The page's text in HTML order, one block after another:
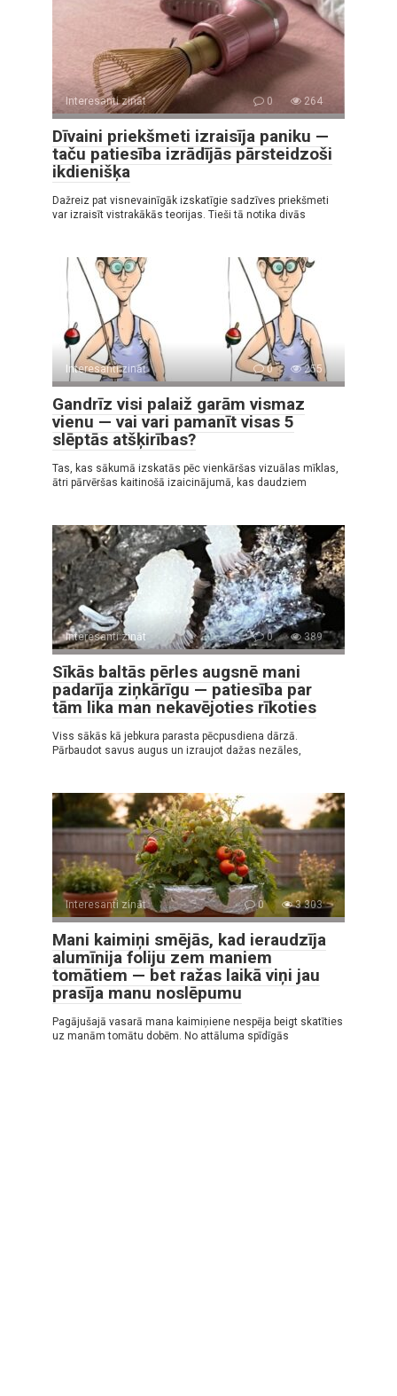
Interesanti zināt 0 264
Dīvaini priekšmeti izraisīja paniku —
taču patiesība izrādījās pārsteidzoši
ikdienišķa
Dažreiz pat visnevainīgāk izskatīgie sadzīves priekšmeti
var izraisīt vistrakākās teorijas. Tieši tā notika divās
Interesanti zināt 0 255
Gandrīz visi palaiž garām vismaz
vienu — vai vari pamanīt visas 5
slēptās atšķirības?
Tas, kas sākumā izskatās pēc vienkāršas vizuālas mīklas,
ātri pārvēršas kaitinošā izaicinājumā, kas daudziem
Interesanti zināt 0 389
Sīkās baltās pērles augsnē mani
padarīja ziņkārīgu — patiesība par
tām lika man nekavējoties rīkoties
Viss sākās kā jebkura parasta pēcpusdiena dārzā.
Pārbaudot savus augus un izraujot dažas nezāles,
Interesanti zināt 0 3 303
Mani kaimiņi smējās, kad ieraudzīja
alumīnija foliju zem maniem
tomātiem — bet ražas laikā viņi jau
prasīja manu noslēpumu
Pagājušajā vasarā mana kaimiņiene nespēja beigt skatīties
uz manām tomātu dobēm. No attāluma spīdīgās